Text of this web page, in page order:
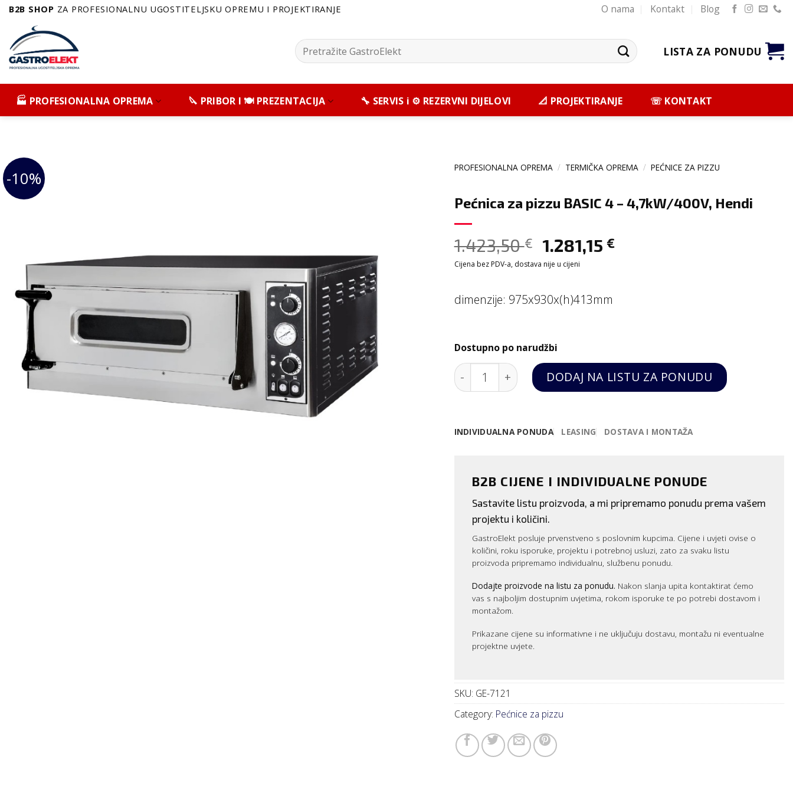
Skip
content
B2B SHOP ZA PROFESIONALNU UGOSTITELJSKU OPREMU I PROJEKTIRANJE O nama Kontakt Blog
Pretražite: LISTA ZA PONUDU
🏭 PROFESIONALNA OPREMA 🔪 PRIBOR I 🍽️ PREZENTACIJA 🔧 SERVIS i ⚙️ REZERVNI DIJELOVI 📐 PROJEKTIRANJE ☏ KONTAKT
-10%
PROFESIONALNA OPREMA / TERMIČKA OPREMA / PEĆNICE ZA PIZZU
Pećnica za pizzu BASIC 4 – 4,7kW/400V, Hendi
1.423,50€ 1.281,15€
Cijena bez PDV-a, dostava nije u cijeni
dimenzije: 975x930x(h)413mm
Dostupno po narudžbi
Pećnica za pizzu BASIC 4 - 4,7kW/400V, Hendi quantity
DODAJ NA LISTU ZA PONUDU
INDIVIDUALNA PONUDA LEASING DOSTAVA I MONTAŽA
B2B CIJENE I INDIVIDUALNE PONUDE
Sastavite listu proizvoda, a mi pripremamo ponudu prema vašem
projektu i količini.
GastroElekt posluje prvenstveno s poslovnim kupcima. Cijene i uvjeti ovise o
količini, roku isporuke, projektu i potrebnoj usluzi, zato za svaku listu
proizvoda pripremamo individualnu, službenu ponudu.
Dodajte proizvode na listu za ponudu. Nakon slanja upita kontaktirat ćemo
vas s najboljim dostupnim uvjetima, rokom isporuke te po potrebi dostavom i
montažom.
Prikazane cijene su informativne i ne uključuju dostavu, montažu ni eventualne
projektne uvjete.
SKU: GE-7121
Category: Pećnice za pizzu